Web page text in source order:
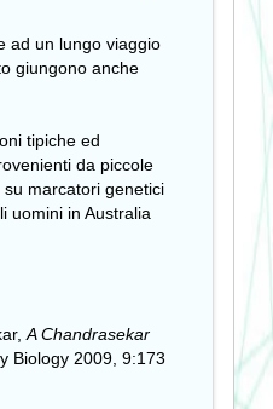
ad un lungo viaggio
giungono anche
tipiche ed
da piccole
marcatori genetici
uomini in Australia
A Chandrasekar
Biology 2009, 9:173